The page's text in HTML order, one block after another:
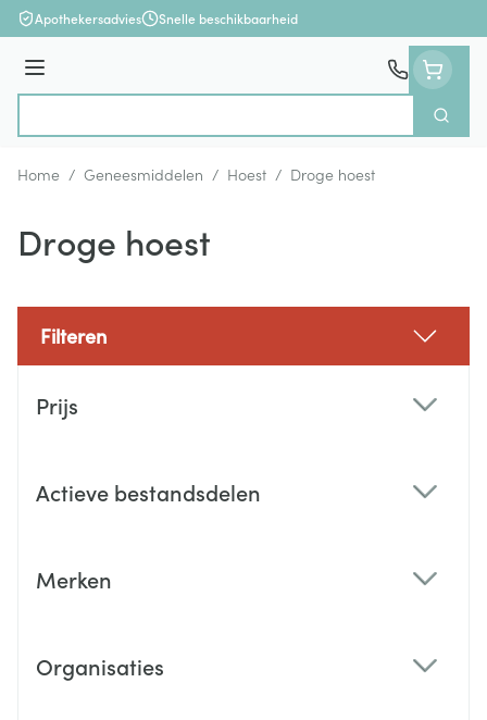
Ga naar de inhoud
Apothekersadvies Snelle beschikbaarheid
Menu
Zoek
Home / Geneesmiddelen / Hoest / Droge hoest
Droge hoest
Filteren
Prijs
Actieve bestandsdelen
Merken
Organisaties